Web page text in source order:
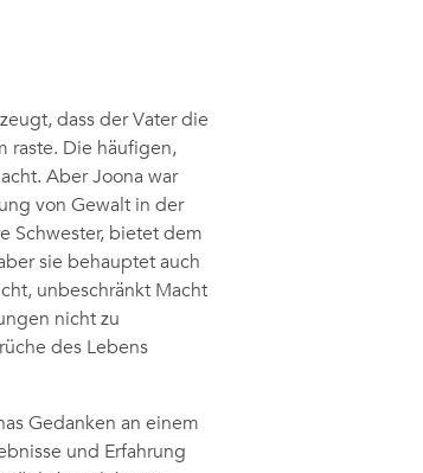
dass der Vater die
raste. Die häufigen,
Aber Joona war
von Gewalt in der
Schwester, bietet dem
sie behauptet auch
unbeschränkt Macht
nicht zu
des Lebens
Gedanken an einem
und Erfahrung